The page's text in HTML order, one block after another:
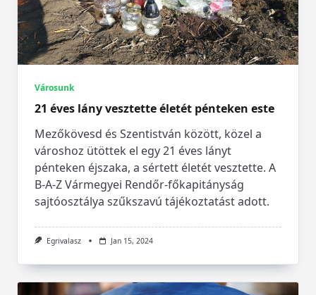
Városunk
21 éves lány vesztette életét pénteken este
Mezőkövesd és Szentistván között, közel a
városhoz ütöttek el egy 21 éves lányt
pénteken éjszaka, a sértett életét vesztette. A
B-A-Z Vármegyei Rendőr-főkapitányság
sajtóosztálya szűkszavú tájékoztatást adott.
Egrivalasz Jan 15, 2024